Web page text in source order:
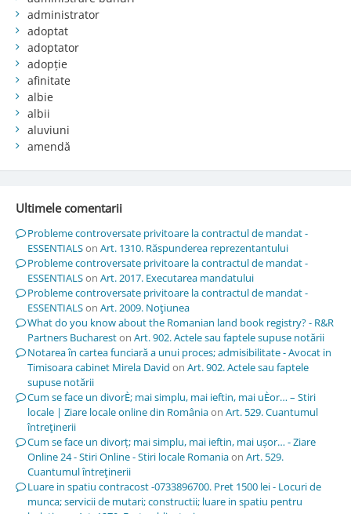
administrator
adoptat
adoptator
adopție
afinitate
albie
albii
aluviuni
amendă
Ultimele comentarii
Probleme controversate privitoare la contractul de mandat -
ESSENTIALSon Art. 1310. Răspunderea reprezentantului
Probleme controversate privitoare la contractul de mandat -
ESSENTIALSon Art. 2017. Executarea mandatului
Probleme controversate privitoare la contractul de mandat -
ESSENTIALSon Art. 2009. Noţiunea
What do you know about the Romanian land book registry? - R&R
Partners Buchareston Art. 902. Actele sau faptele supuse notării
Notarea în cartea funciară a unui proces; admisibilitate - Avocat in
Timisoara cabinet Mirela David on Art. 902. Actele sau faptele
supuse notării
Cum se face un divorÈ; mai simplu, mai ieftin, mai uÈor… – Stiri
locale | Ziare locale online din Româniaon Art. 529. Cuantumul
întreţinerii
Cum se face un divorț; mai simplu, mai ieftin, mai ușor… - Ziare
Online 24 - Stiri Online - Stiri locale Romaniaon Art. 529.
Cuantumul întreţinerii
Luare in spatiu contracost -0733896700. Pret 1500 lei - Locuri de
munca; servicii de mutari; constructii; luare in spatiu pentru